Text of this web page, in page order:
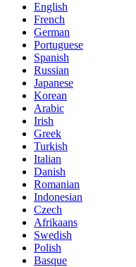
English
French
German
Portuguese
Spanish
Russian
Japanese
Korean
Arabic
Irish
Greek
Turkish
Italian
Danish
Romanian
Indonesian
Czech
Afrikaans
Swedish
Polish
Basque